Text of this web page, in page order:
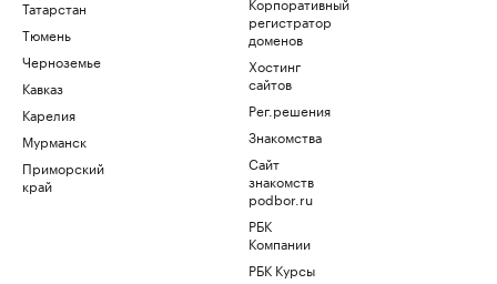
Татарстан
Тюмень
Черноземье
Кавказ
Карелия
Мурманск
Приморский
край
регистратор
доменов
Хостинг
сайтов
Рег.решения
Знакомства
Сайт
знакомств
podbor.ru
РБК
Компании
РБК Курсы